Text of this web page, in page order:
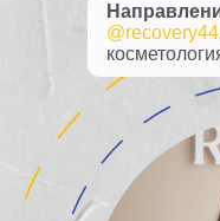
@recovery44